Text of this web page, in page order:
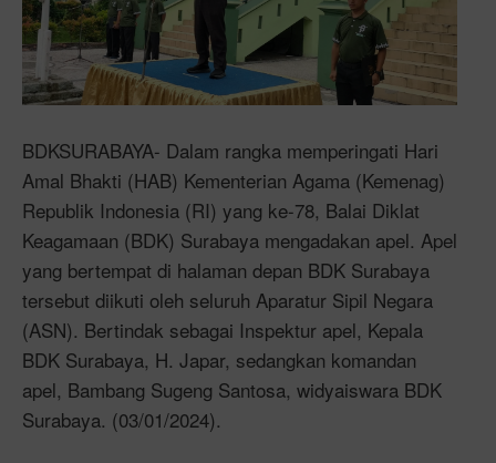
BDKSURABAYA- Dalam rangka memperingati Hari
Amal Bhakti (HAB) Kementerian Agama (Kemenag)
Republik Indonesia (RI) yang ke-78, Balai Diklat
Keagamaan (BDK) Surabaya mengadakan apel. Apel
yang bertempat di halaman depan BDK Surabaya
tersebut diikuti oleh seluruh Aparatur Sipil Negara
(ASN). Bertindak sebagai Inspektur apel, Kepala
BDK Surabaya, H. Japar, sedangkan komandan
apel, Bambang Sugeng Santosa, widyaiswara BDK
Surabaya. (03/01/2024).